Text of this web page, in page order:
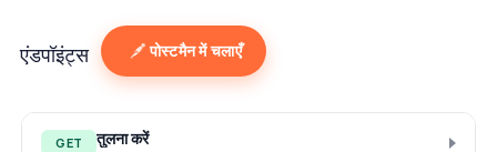
एंडपॉइंट्स पोस्टमैन में चलाएँ
GET तुलना करें